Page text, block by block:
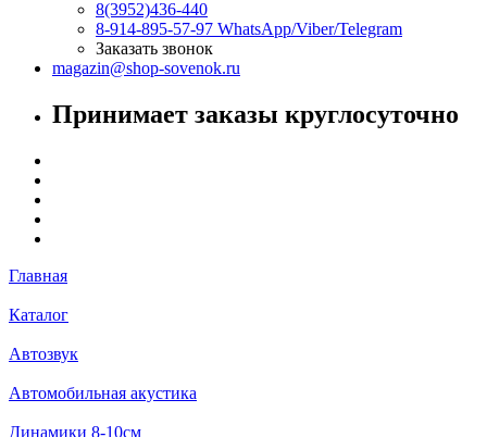
8(3952)436-440
8-914-895-57-97 WhatsApp/Viber/Telegram
Заказать звонок
magazin@shop-sovenok.ru
Принимает заказы круглосуточно
Главная
Каталог
Автозвук
Автомобильная акустика
Динамики 8-10см